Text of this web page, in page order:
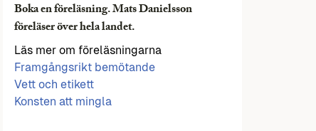
Boka en föreläsning. Mats Danielsson
föreläser över hela landet.
Läs mer om föreläsningarna
Framgångsrikt bemötande
Vett och etikett
Konsten att mingla